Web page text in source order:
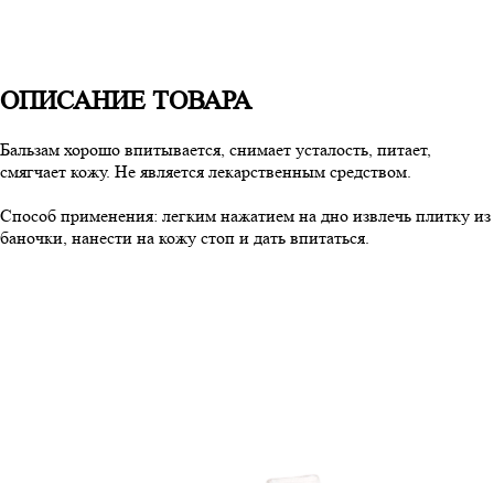
ОПИСАНИЕ ТОВАРА
Бальзам хорошо впитывается, снимает усталость, питает,
смягчает кожу. Не является лекарственным средством.
Способ применения: легким нажатием на дно извлечь плитку из
баночки, нанести на кожу стоп и дать впитаться.